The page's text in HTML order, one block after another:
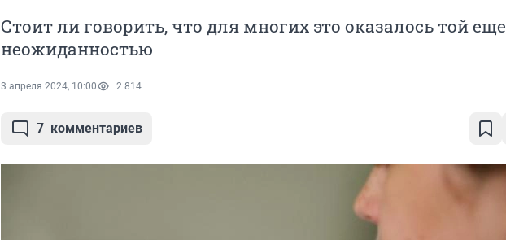
Стоит ли говорить, что для многих это оказалось той еще
неожиданностью
3 апреля 2024, 10:00 2 814
7 комментариев